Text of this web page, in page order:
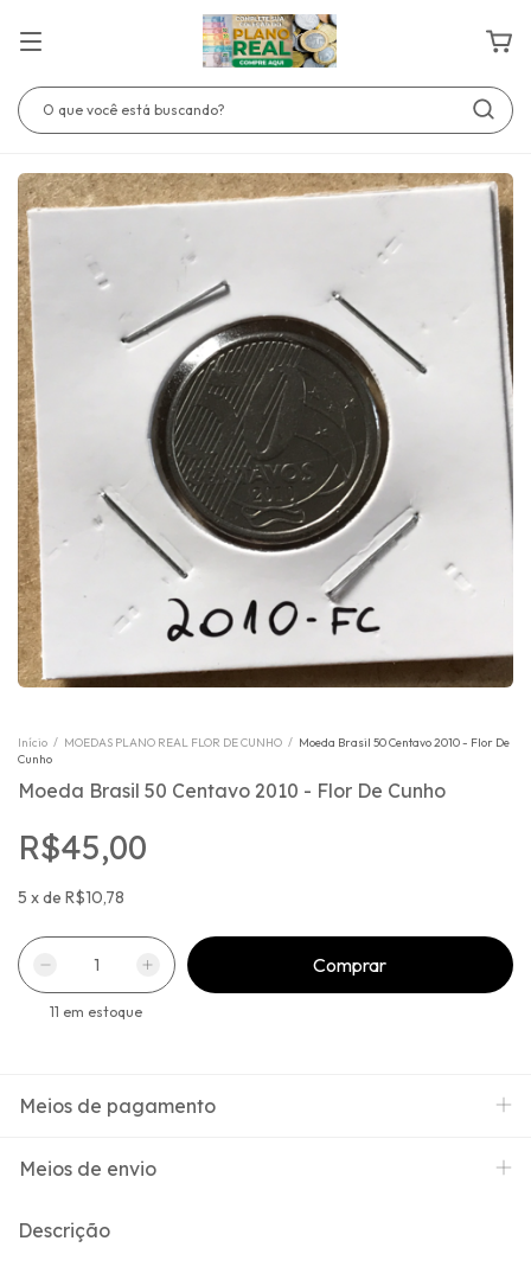
Início / MOEDAS PLANO REAL FLOR DE CUNHO / Moeda Brasil 50 Centavo 2010 - Flor De
Cunho
Moeda Brasil 50 Centavo 2010 - Flor De Cunho
R$45,00
5 xde R$10,78
11 em estoque
Meios de pagamento
Meios de envio
Descrição